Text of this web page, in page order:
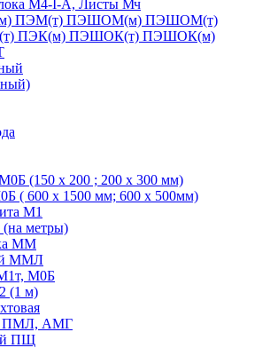
М4-I-А, Листы Мч
ПЭМ(т) ПЭШОМ(м) ПЭШОМ(т)
ПЭК(м) ПЭШОК(т) ПЭШОК(м)
(150 х 200 ; 200 х 300 мм)
( 600 х 1500 мм; 600 х 500мм)
М1
метры)
ММ
ММЛ
М0Б
(1 м)
ПМЛ, АМГ
ПЩ